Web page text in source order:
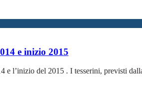
e inizio 2015
e l’inizio del 2015 . I tesserini, previsti